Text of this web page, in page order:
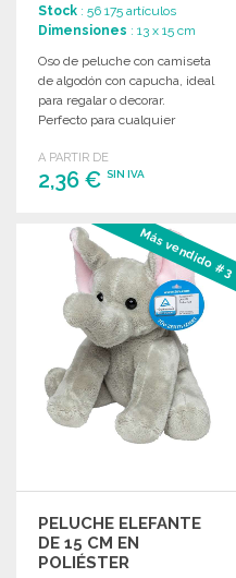
Stock : 56 175 artículos
Dimensiones : 13 x 15 cm
Oso de peluche con camiseta
de algodón con capucha, ideal
para regalar o decorar.
Perfecto para cualquier
A PARTIR DE
2,36 € SIN IVA
PEDIR
Solicitar un presupuesto
Más vendido #3
PELUCHE ELEFANTE
DE 15 CM EN
POLIÉSTER